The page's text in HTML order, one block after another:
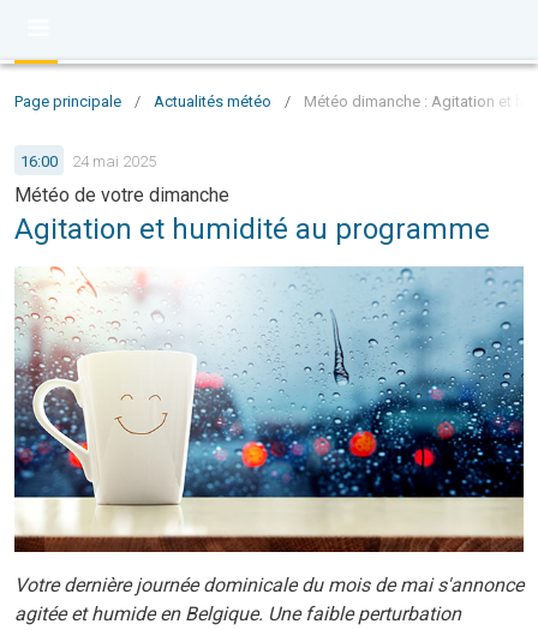
Page principale / Actualités météo / Météo dimanche : Agitation et
16:00 24 mai 2025
Météo de votre dimanche
Agitation et humidité au programme
Votre dernière journée dominicale du mois de mai s'annonce
agitée et humide en Belgique. Une faible perturbation